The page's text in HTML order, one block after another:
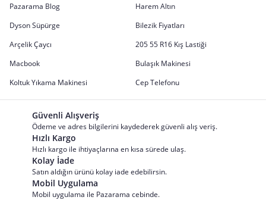
Pazarama Blog
Harem Altın
Dyson Süpürge
Bilezik Fiyatları
Arçelik Çaycı
205 55 R16 Kış Lastiği
Macbook
Bulaşık Makinesi
Koltuk Yıkama Makinesi
Cep Telefonu
Güvenli Alışveriş
Ödeme ve adres bilgilerini kaydederek güvenli alış veriş.
Hızlı Kargo
Hızlı kargo ile ihtiyaçlarına en kısa sürede ulaş.
Kolay İade
Satın aldığın ürünü kolay iade edebilirsin.
Mobil Uygulama
Mobil uygulama ile Pazarama cebinde.